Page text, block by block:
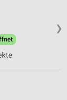
❯